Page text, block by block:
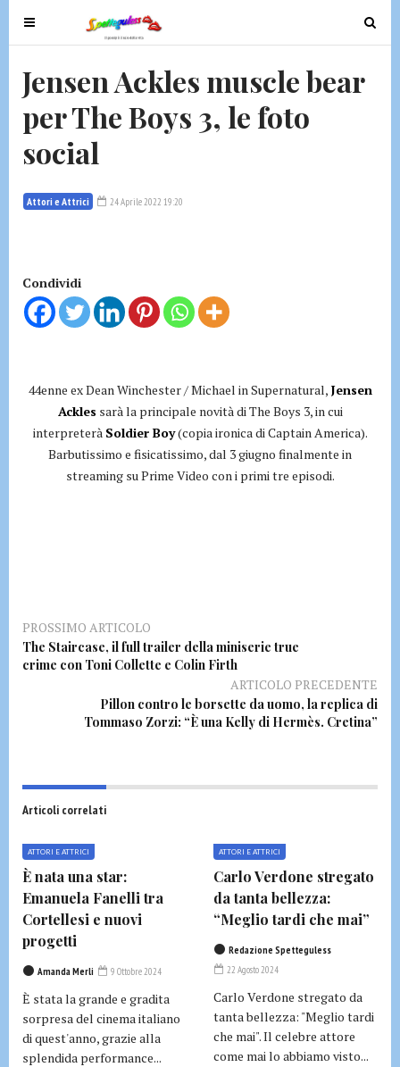
T
o
e
n
v
i
t
o
T
o
g
Jensen Ackles muscle bear
per The Boys 3, le foto
social
Attori e Attrici 24 Aprile 2022 19:20
Condividi
44enne ex Dean Winchester / Michael in Supernatural, Jensen
Ackles sarà la principale novità di The Boys 3, in cui
interpreterà Soldier Boy(copia ironica di Captain America).
Barbutissimo e fisicatissimo, dal 3 giugno finalmente in
streaming su Prime Video con i primi tre episodi.
PROSSIMO ARTICOLO
The Staircase, il full trailer della miniserie true
crime con Toni Collette e Colin Firth
ARTICOLO PRECEDENTE
Pillon contro le borsette da uomo, la replica di
Tommaso Zorzi: “È una Kelly di Hermès. Cretina”
Articoli correlati
ATTORI E ATTRICI
È nata una star:
Emanuela Fanelli tra
Cortellesi e nuovi
progetti
Amanda Merli 9 Ottobre 2024
È stata la grande e gradita
sorpresa del cinema italiano
di quest'anno, grazie alla
splendida performance...
ATTORI E ATTRICI
Carlo Verdone stregato
da tanta bellezza:
“Meglio tardi che mai”
Redazione Spetteguless
22 Agosto 2024
Carlo Verdone stregato da
tanta bellezza: "Meglio tardi
che mai". Il celebre attore
come mai lo abbiamo visto...